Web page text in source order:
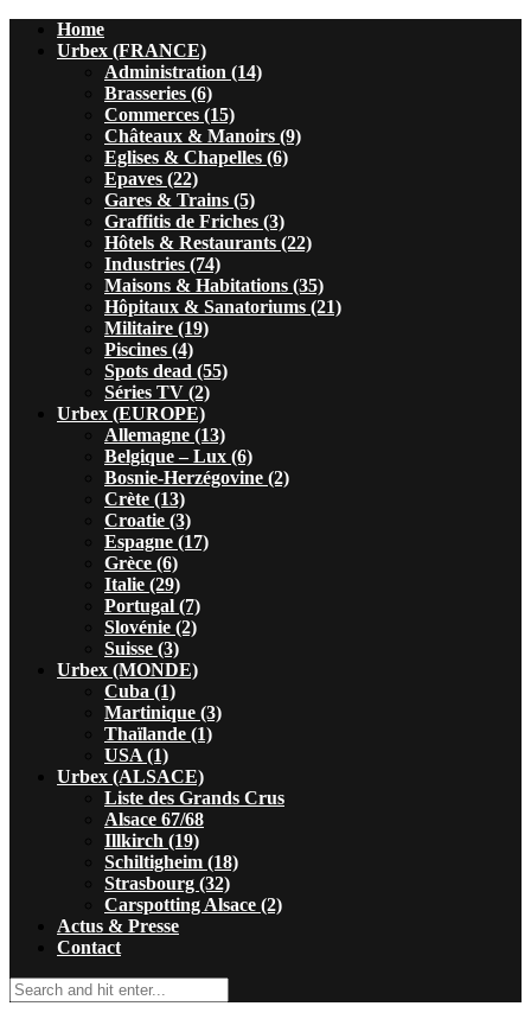
Home
Urbex (FRANCE)
Administration (14)
Brasseries (6)
Commerces (15)
Châteaux & Manoirs (9)
Eglises & Chapelles (6)
Epaves (22)
Gares & Trains (5)
Graffitis de Friches (3)
Hôtels & Restaurants (22)
Industries (74)
Maisons & Habitations (35)
Hôpitaux & Sanatoriums (21)
Militaire (19)
Piscines (4)
Spots dead (55)
Séries TV (2)
Urbex (EUROPE)
Allemagne (13)
Belgique – Lux (6)
Bosnie-Herzégovine (2)
Crète (13)
Croatie (3)
Espagne (17)
Grèce (6)
Italie (29)
Portugal (7)
Slovénie (2)
Suisse (3)
Urbex (MONDE)
Cuba (1)
Martinique (3)
Thaïlande (1)
USA (1)
Urbex (ALSACE)
Liste des Grands Crus
Alsace 67/68
Illkirch (19)
Schiltigheim (18)
Strasbourg (32)
Carspotting Alsace (2)
Actus & Presse
Contact